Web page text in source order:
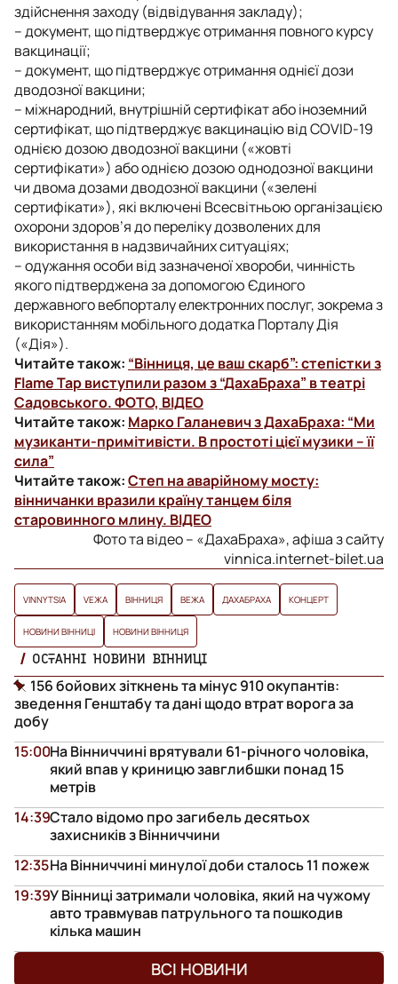
здійснення заходу (відвідування закладу);
– документ, що підтверджує отримання повного курсу
вакцинації;
– документ, що підтверджує отримання однієї дози
дводозної вакцини;
– міжнародний, внутрішній сертифікат або іноземний
сертифікат, що підтверджує вакцинацію від COVID-19
однією дозою дводозної вакцини («жовті
сертифікати») або однією дозою однодозної вакцини
чи двома дозами дводозної вакцини («зелені
сертифікати»), які включені Всесвітньою організацією
охорони здоров’я до переліку дозволених для
використання в надзвичайних ситуаціях;
– одужання особи від зазначеної хвороби, чинність
якого підтверджена за допомогою Єдиного
державного вебпорталу електронних послуг, зокрема з
використанням мобільного додатка Порталу Дія
(«Дія»).
Читайте також: “Вінниця, це ваш скарб”: степістки з
Flame Tap виступили разом з “ДахаБраха” в театрі
Садовського. ФОТО, ВІДЕО
Читайте також: Марко Галаневич з ДахаБраха: “Ми
музиканти-примітивісти. В простоті цієї музики – її
сила”
Читайте також:Степ на аварійному мосту:
вінничанки вразили країну танцем біля
старовинного млину. ВІДЕО
Фото та відео – «ДахаБраха», афіша з сайту
vinnica.internet-bilet.ua
VINNYTSIA VЕЖА ВІННИЦЯ ВЕЖА ДАХАБРАХА КОНЦЕРТ
НОВИНИ ВІННИЦІ НОВИНИ ВІННИЦЯ
ОСТАННІ НОВИНИ ВІННИЦІ
156 бойових зіткнень та мінус 910 окупантів:
зведення Генштабу та дані щодо втрат ворога за
добу
На Вінниччині врятували 61-річного чоловіка,
який впав у криницю завглибшки понад 15
метрів
15:00
Стало відомо про загибель десятьох
захисників з Вінниччини
14:39
На Вінниччині минулої доби сталось 11 пожеж
12:35
У Вінниці затримали чоловіка, який на чужому
авто травмував патрульного та пошкодив
кілька машин
19:39
ВСІ НОВИНИ